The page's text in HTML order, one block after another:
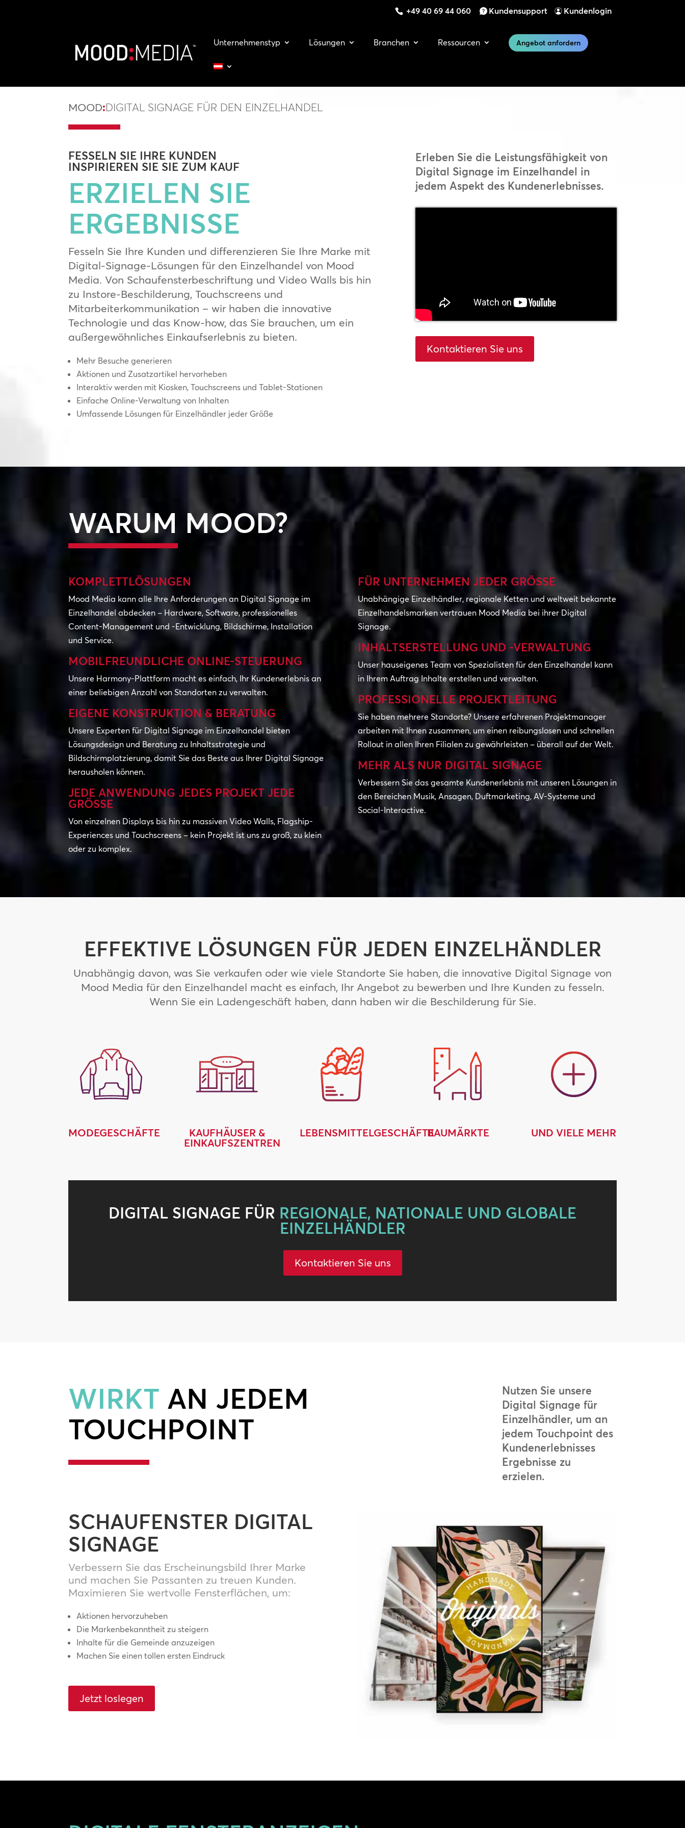
+49 40 69 44 060 Kundensupport Kundenlogin
Unternehmenstyp Lösungen Branchen Ressourcen Angebot anfordern
MOOD:DIGITAL SIGNAGE FÜR DEN EINZELHANDEL
FESSELN SIE IHRE KUNDEN
INSPIRIEREN SIE SIE ZUM KAUF
ERZIELEN SIE
ERGEBNISSE
Fesseln Sie Ihre Kunden und differenzieren Sie Ihre Marke mit
Digital-Signage-Lösungen für den Einzelhandel von Mood
Media. Von Schaufensterbeschriftung und Video Walls bis hin
zu Instore-Beschilderung, Touchscreens und
Mitarbeiterkommunikation – wir haben die innovative
Technologie und das Know-how, das Sie brauchen, um ein
außergewöhnliches Einkaufserlebnis zu bieten.
Mehr Besuche generieren
Aktionen und Zusatzartikel hervorheben
Interaktiv werden mit Kiosken, Touchscreens und Tablet-Stationen
Einfache Online-Verwaltung von Inhalten
Umfassende Lösungen für Einzelhändler jeder Größe
Erleben Sie die Leistungsfähigkeit von
Digital Signage im Einzelhandel in
jedem Aspekt des Kundenerlebnisses.
Kontaktieren Sie uns
WARUM MOOD?
KOMPLETTLÖSUNGEN
Mood Media kann alle Ihre Anforderungen an Digital Signage im
Einzelhandel abdecken – Hardware, Software, professionelles
Content-Management und -Entwicklung, Bildschirme, Installation
und Service.
MOBILFREUNDLICHE ONLINE-STEUERUNG
Unsere Harmony-Plattform macht es einfach, Ihr Kundenerlebnis an
einer beliebigen Anzahl von Standorten zu verwalten.
EIGENE KONSTRUKTION & BERATUNG
Unsere Experten für Digital Signage im Einzelhandel bieten
Lösungsdesign und Beratung zu Inhaltsstrategie und
Bildschirmplatzierung, damit Sie das Beste aus Ihrer Digital Signage
herausholen können.
JEDE ANWENDUNG JEDES PROJEKT JEDE
GRÖSSE
Von einzelnen Displays bis hin zu massiven Video Walls, Flagship-
Experiences und Touchscreens – kein Projekt ist uns zu groß, zu klein
oder zu komplex.
FÜR UNTERNEHMEN JEDER GRÖSSE
Unabhängige Einzelhändler, regionale Ketten und weltweit bekannte
Einzelhandelsmarken vertrauen Mood Media bei ihrer Digital
Signage.
INHALTSERSTELLUNG UND -VERWALTUNG
Unser hauseigenes Team von Spezialisten für den Einzelhandel kann
in Ihrem Auftrag Inhalte erstellen und verwalten.
PROFESSIONELLE PROJEKTLEITUNG
Sie haben mehrere Standorte? Unsere erfahrenen Projektmanager
arbeiten mit Ihnen zusammen, um einen reibungslosen und schnellen
Rollout in allen Ihren Filialen zu gewährleisten – überall auf der Welt.
MEHR ALS NUR DIGITAL SIGNAGE
Verbessern Sie das gesamte Kundenerlebnis mit unseren Lösungen in
den Bereichen Musik, Ansagen, Duftmarketing, AV-Systeme und
Social-Interactive.
EFFEKTIVE LÖSUNGEN FÜR JEDEN EINZELHÄNDLER
Unabhängig davon, was Sie verkaufen oder wie viele Standorte Sie haben, die innovative Digital Signage von
Mood Media für den Einzelhandel macht es einfach, Ihr Angebot zu bewerben und Ihre Kunden zu fesseln.
Wenn Sie ein Ladengeschäft haben, dann haben wir die Beschilderung für Sie.
MODEGESCHÄFTE
KAUFHÄUSER &
EINKAUFSZENTREN
LEBENSMITTELGESCHÄFTEBAUMÄRKTE UND VIELE MEHR
DIGITAL SIGNAGE FÜR REGIONALE, NATIONALE UND GLOBALE
EINZELHÄNDLER
Kontaktieren Sie uns
WIRKT AN JEDEM
TOUCHPOINT
Nutzen Sie unsere
Digital Signage für
Einzelhändler, um an
jedem Touchpoint des
Kundenerlebnisses
Ergebnisse zu
erzielen.
SCHAUFENSTER DIGITAL
SIGNAGE
Verbessern Sie das Erscheinungsbild Ihrer Marke
und machen Sie Passanten zu treuen Kunden.
Maximieren Sie wertvolle Fensterflächen, um:
Aktionen hervorzuheben
Die Markenbekanntheit zu steigern
Inhalte für die Gemeinde anzuzeigen
Machen Sie einen tollen ersten Eindruck
Jetzt loslegen